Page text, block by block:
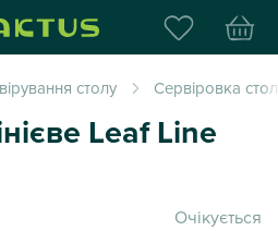
Інтернет-магазин
столу Сервіровка
Leaf Line
Очікується